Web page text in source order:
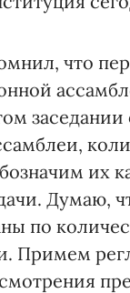
что
их
Думаю,
по
Примем